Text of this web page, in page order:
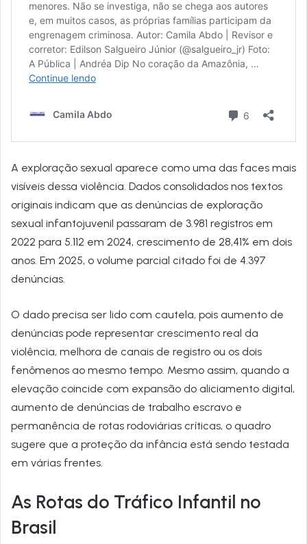
A exploração sexual aparece como uma das faces mais
visíveis dessa violência. Dados consolidados nos textos
originais indicam que as denúncias de exploração
sexual infantojuvenil passaram de 3.981 registros em
2022 para 5.112 em 2024, crescimento de 28,41% em dois
anos. Em 2025, o volume parcial citado foi de 4.397
denúncias.
O dado precisa ser lido com cautela, pois aumento de
denúncias pode representar crescimento real da
violência, melhora de canais de registro ou os dois
fenômenos ao mesmo tempo. Mesmo assim, quando a
elevação coincide com expansão do aliciamento digital,
aumento de denúncias de trabalho escravo e
permanência de rotas rodoviárias críticas, o quadro
sugere que a proteção da infância está sendo testada
em várias frentes.
As Rotas do Tráfico Infantil no
Brasil